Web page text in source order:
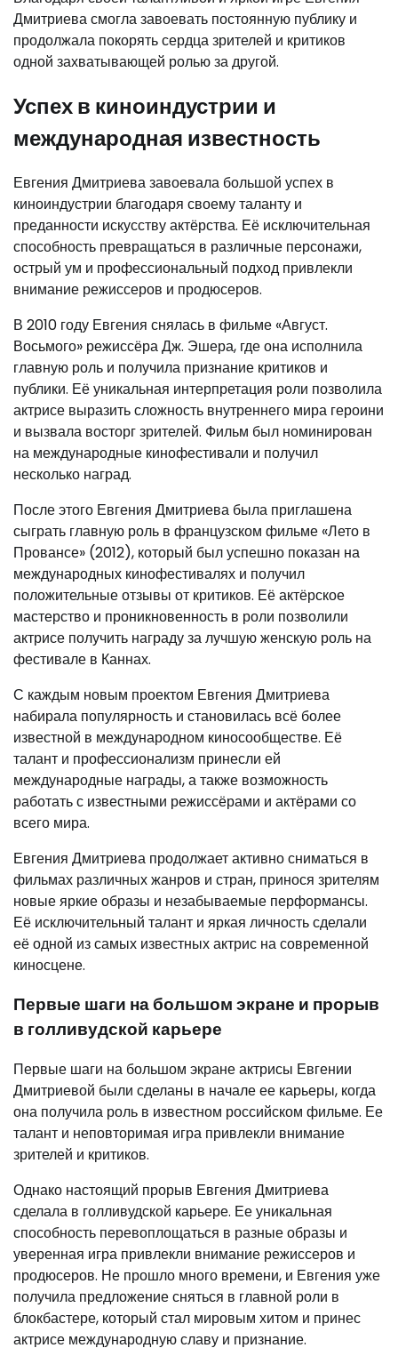
Дмитриева смогла завоевать постоянную публику и
продолжала покорять сердца зрителей и критиков
одной захватывающей ролью за другой.
Успех в киноиндустрии и
международная известность
Евгения Дмитриева завоевала большой успех в
киноиндустрии благодаря своему таланту и
преданности искусству актёрства. Её исключительная
способность превращаться в различные персонажи,
острый ум и профессиональный подход привлекли
внимание режиссеров и продюсеров.
В 2010 году Евгения снялась в фильме «Август.
Восьмого» режиссёра Дж. Эшера, где она исполнила
главную роль и получила признание критиков и
публики. Её уникальная интерпретация роли позволила
актрисе выразить сложность внутреннего мира героини
и вызвала восторг зрителей. Фильм был номинирован
на международные кинофестивали и получил
несколько наград.
После этого Евгения Дмитриева была приглашена
сыграть главную роль в французском фильме «Лето в
Провансе» (2012), который был успешно показан на
международных кинофестивалях и получил
положительные отзывы от критиков. Её актёрское
мастерство и проникновенность в роли позволили
актрисе получить награду за лучшую женскую роль на
фестивале в Каннах.
С каждым новым проектом Евгения Дмитриева
набирала популярность и становилась всё более
известной в международном киносообществе. Её
талант и профессионализм принесли ей
международные награды, а также возможность
работать с известными режиссёрами и актёрами со
всего мира.
Евгения Дмитриева продолжает активно сниматься в
фильмах различных жанров и стран, принося зрителям
новые яркие образы и незабываемые перформансы.
Её исключительный талант и яркая личность сделали
её одной из самых известных актрис на современной
киносцене.
Первые шаги на большом экране и прорыв
в голливудской карьере
Первые шаги на большом экране актрисы Евгении
Дмитриевой были сделаны в начале ее карьеры, когда
она получила роль в известном российском фильме. Ее
талант и неповторимая игра привлекли внимание
зрителей и критиков.
Однако настоящий прорыв Евгения Дмитриева
сделала в голливудской карьере. Ее уникальная
способность перевоплощаться в разные образы и
уверенная игра привлекли внимание режиссеров и
продюсеров. Не прошло много времени, и Евгения уже
получила предложение сняться в главной роли в
блокбастере, который стал мировым хитом и принес
актрисе международную славу и признание.